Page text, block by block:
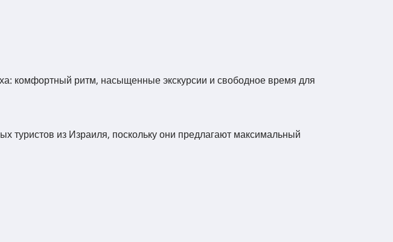
комфортный ритм, насыщенные экскурсии и свободное время для
туристов из Израиля, поскольку они предлагают максимальный